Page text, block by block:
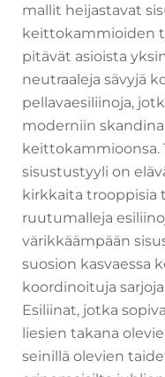
mallit heijastavat
keittokammioiden
pitävät asioista
neutraaleja sävyjä
pellavaesiliinoja,
moderniin
keittokammioonsa.
sisustustyyli on
kirkkaita trooppisia
ruutumalleja
värikkäämpään
suosion kasvaessa
koordinoituja
Esiliinat, jotka
liesien takana
seinillä olevien